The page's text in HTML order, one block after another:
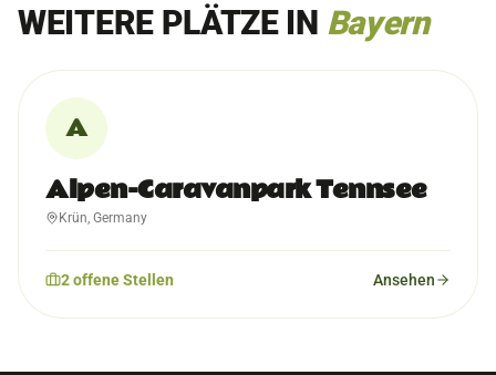
WEITERE PLÄTZE IN Bayern
A
Alpen-Caravanpark Tennsee
Krün, Germany
2offeneStellen Ansehen